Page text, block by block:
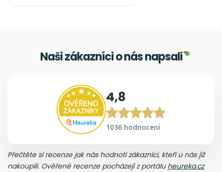
Naši zákazníci o nás napsali
4,8
1036 hodnocení
Přečtěte si recenze jak nás hodnotí zákazníci, kteří u nás již
nakoupili. Ověřené recenze pocházejí z portálu heureka.cz